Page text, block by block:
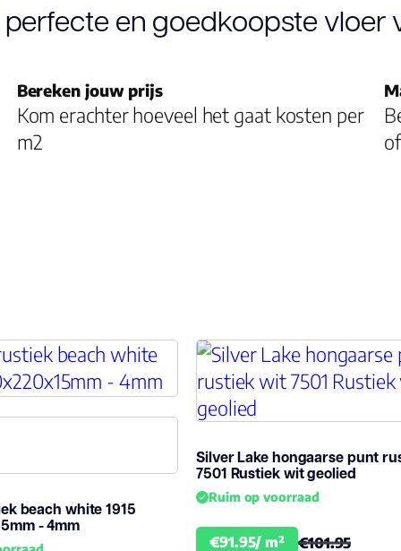
en goedkoopste vloer
Bereken jouw prijs
Kom erachter hoeveel het gaat kosten per
m2
beach white 1915
- 4mm
Silver Lake hongaarse punt
7501 Rustiek wit geolied
Ruim op voorraad
€91.95/ m² €101.95